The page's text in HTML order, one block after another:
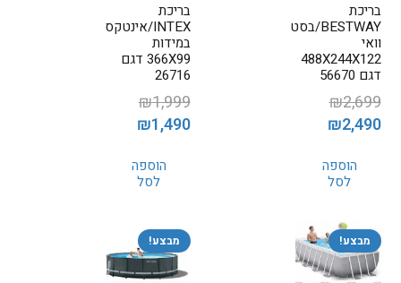
בריכת
BESTWAY/בסט
וואי
488X244X122
דגם 56670
₪2,699
המחיר
היה:
₪2,699.
₪2,490
הוא:הוספה
לסל
בריכת
INTEX/אינטקס
במידות
366X99 דגם
26716
₪1,999
המחיר
היה:
₪1,999.
₪1,490
הוא:הוספה
לסל
מבצע! מבצע!